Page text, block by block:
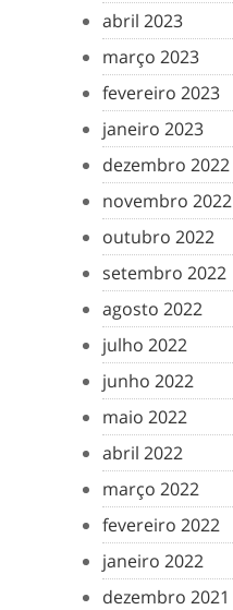
abril 2023
março 2023
fevereiro 2023
janeiro 2023
dezembro 2022
novembro 2022
outubro 2022
setembro 2022
agosto 2022
julho 2022
junho 2022
maio 2022
abril 2022
março 2022
fevereiro 2022
janeiro 2022
dezembro 2021